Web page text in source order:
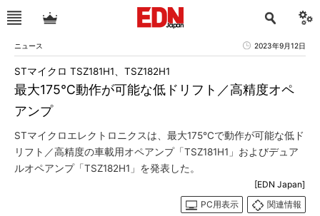
ニュース 2023年9月12日
最大175℃動作が可能な低ドリフト／高精度オペ
アンプ
STマイクロ TSZ181H1、TSZ182H1
STマイクロエレクトロニクスは、最大175℃で動作が可能な低ド
リフト／高精度の車載用オペアンプ「TSZ181H1」およびデュア
ルオペアンプ「TSZ182H1」を発表した。
[EDN Japan]
PC用表示
関連情報